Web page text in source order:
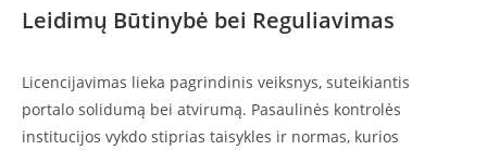
Leidimų Būtinybė bei Reguliavimas
Licencijavimas lieka pagrindinis veiksnys, suteikiantis
portalo solidumą bei atvirumą. Pasaulinės kontrolės
institucijos vykdo stiprias taisykles ir normas, kurios